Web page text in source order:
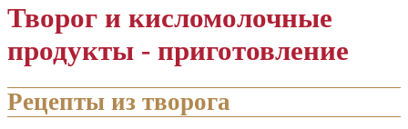
Творог и кисломолочные
продукты - приготовление
Рецепты из творога